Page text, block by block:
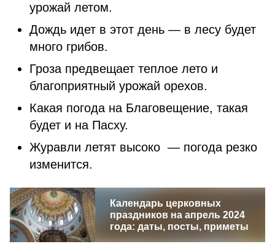
урожай летом.
Дождь идет в этот день — в лесу будет
много грибов.
Гроза предвещает теплое лето и
благоприятный урожай орехов.
Какая погода на Благовещение, такая
будет и на Пасху.
Журавли летят высоко — погода резко
изменится.
Календарь церковных
праздников на апрель 2024
года: даты, посты, приметы